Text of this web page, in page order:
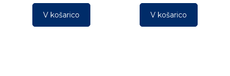
V košarico V košarico